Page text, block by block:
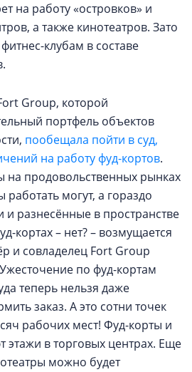
на работу «островков» и
а также кинотеатров. Зато
клубам в составе
Group, которой
портфель объектов
пообещала пойти в суд,
на работу фуд-кортов.
на продовольственных рынках
могут, а гораздо
разнесённые в пространстве
кортах – нет? – возмущается
и совладелец Fort Group
по фуд-кортам
теперь нельзя даже
заказ. А это сотни точек
рабочих мест! Фуд-корты и
этажи в торговых центрах. Еще
можно будет